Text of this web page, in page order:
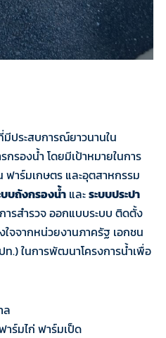
มีประสบการณ์ยาวนานใน
กรองน้ำ โดยมีเป้าหมายในการ
าร์มเกษตร และอุตสาหกรรม
บบถังกรองน้ำ และระบบประปา
ารสำรวจ ออกแบบระบบ ติดตั้ง
ใจจากหน่วยงานภาครัฐ เอกชน
.) ในการพัฒนาโครงการน้ำเพื่อ
ล
าร์มไก่ ฟาร์มเป็ด